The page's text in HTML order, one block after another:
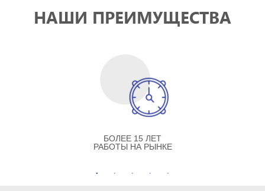
НАШИ ПРЕИМУЩЕСТВА
БОЛЕЕ 15 ЛЕТ
РАБОТЫ НА РЫНКЕ